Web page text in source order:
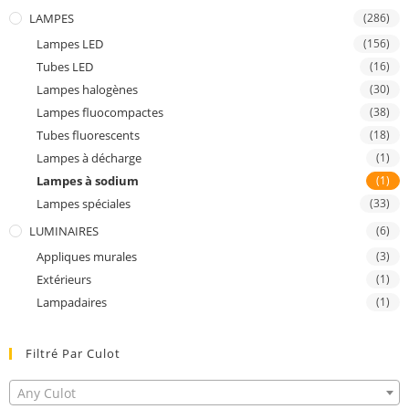
LAMPES (286)
Lampes LED (156)
Tubes LED (16)
Lampes halogènes (30)
Lampes fluocompactes (38)
Tubes fluorescents (18)
Lampes à décharge (1)
Lampes à sodium (1)
Lampes spéciales (33)
LUMINAIRES (6)
Appliques murales (3)
Extérieurs (1)
Lampadaires (1)
Filtré Par Culot
Any Culot